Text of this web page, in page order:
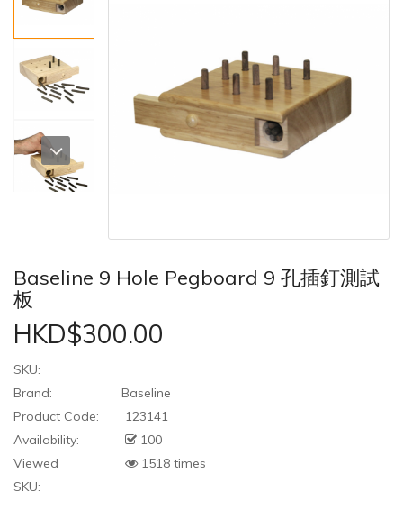
Baseline 9 Hole Pegboard 9 孔插釘測試
板
HKD$300.00
SKU:
Brand:
Baseline
Product Code:
123141
Availability:
100
Viewed
1518 times
SKU: